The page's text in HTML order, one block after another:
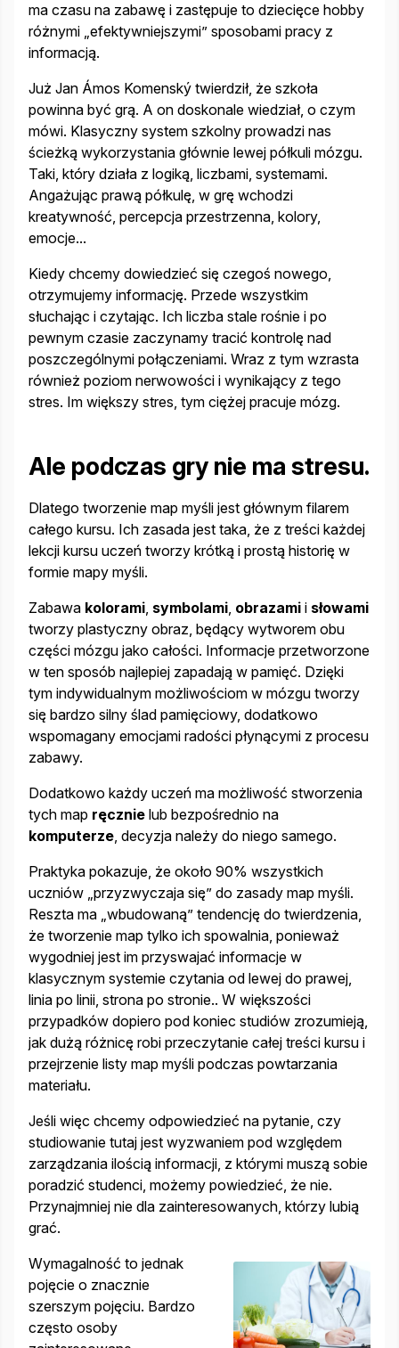
ma czasu na zabawę i zastępuje to dziecięce hobby
różnymi „efektywniejszymi” sposobami pracy z
informacją.
Już Jan Ámos Komenský twierdził, że szkoła
powinna być grą. A on doskonale wiedział, o czym
mówi. Klasyczny system szkolny prowadzi nas
ścieżką wykorzystania głównie lewej półkuli mózgu.
Taki, który działa z logiką, liczbami, systemami.
Angażując prawą półkulę, w grę wchodzi
kreatywność, percepcja przestrzenna, kolory,
emocje...
Kiedy chcemy dowiedzieć się czegoś nowego,
otrzymujemy informację. Przede wszystkim
słuchając i czytając. Ich liczba stale rośnie i po
pewnym czasie zaczynamy tracić kontrolę nad
poszczególnymi połączeniami. Wraz z tym wzrasta
również poziom nerwowości i wynikający z tego
stres. Im większy stres, tym ciężej pracuje mózg.
Ale podczas gry nie ma stresu.
Dlatego tworzenie map myśli jest głównym filarem
całego kursu. Ich zasada jest taka, że z treści każdej
lekcji kursu uczeń tworzy krótką i prostą historię w
formie mapy myśli.
Zabawa kolorami symbolami obrazami i słowami
tworzy plastyczny obraz, będący wytworem obu
części mózgu jako całości. Informacje przetworzone
w ten sposób najlepiej zapadają w pamięć. Dzięki
tym indywidualnym możliwościom w mózgu tworzy
się bardzo silny ślad pamięciowy, dodatkowo
wspomagany emocjami radości płynącymi z procesu
zabawy.
Dodatkowo każdy uczeń ma możliwość stworzenia
tych map ręcznie lub bezpośrednio na
komputerze , decyzja należy do niego samego.
Praktyka pokazuje, że około 90% wszystkich
uczniów „przyzwyczaja się” do zasady map myśli.
Reszta ma „wbudowaną” tendencję do twierdzenia,
że tworzenie map tylko ich spowalnia, ponieważ
wygodniej jest im przyswajać informacje w
klasycznym systemie czytania od lewej do prawej,
linia po linii, strona po stronie.. W większości
przypadków dopiero pod koniec studiów zrozumieją,
jak dużą różnicę robi przeczytanie całej treści kursu i
przejrzenie listy map myśli podczas powtarzania
materiału.
Jeśli więc chcemy odpowiedzieć na pytanie, czy
studiowanie tutaj jest wyzwaniem pod względem
zarządzania ilością informacji, z którymi muszą sobie
poradzić studenci, możemy powiedzieć, że nie.
Przynajmniej nie dla zainteresowanych, którzy lubią
grać.
Wymagalność to jednak
pojęcie o znacznie
szerszym pojęciu. Bardzo
często osoby